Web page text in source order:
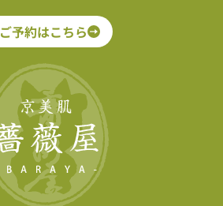
ご予約はこちら